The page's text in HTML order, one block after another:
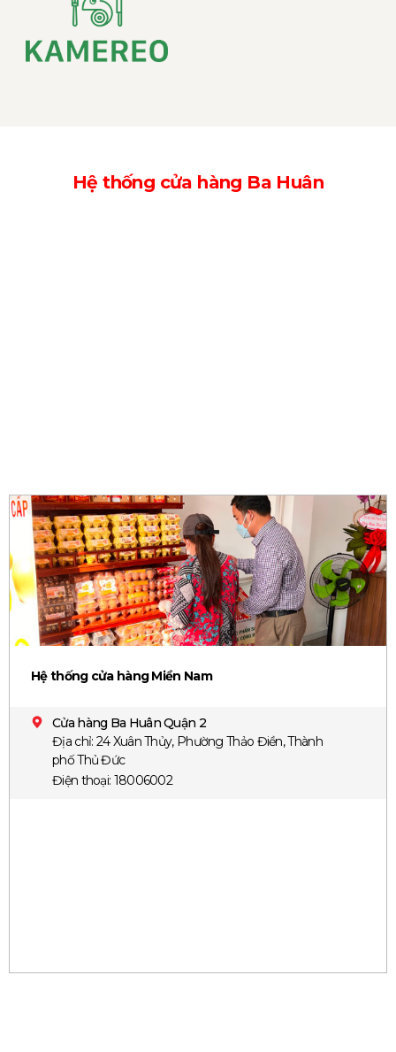
Hệ thống cửa hàng Ba Huân
Hệ thống cửa hàng Miền Nam
Cửa hàng Ba Huân Quận 2
Địa chỉ: 24 Xuân Thủy, Phường Thảo Điền, Thành
phố Thủ Đức
Điện thoại: 18006002